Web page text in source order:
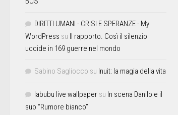
DIRITTI UMANI - CRISI E SPERANZE - My
WordPress su Il rapporto. Così il silenzio
uccide in 169 guerre nel mondo
Sabino Sagliocco su Inuit: la magia della vita
labubu live wallpaper su In scena Danilo e il
suo “Rumore bianco”